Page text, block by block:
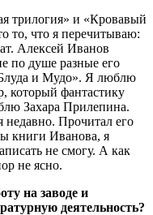
трилогия» и «Кровавый
то, что я перечитываю:
Алексей Иванов
по душе разные его
и Мудо». Я люблю
который фантастику
Захара Прилепина.
недавно. Прочитал его
книги Иванова, я
не смогу. А как
не ясно.
на заводе и
деятельность?